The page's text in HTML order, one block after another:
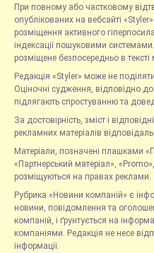
При повному або частковому
опублікованих на вебсайті
розміщення активного
індексації пошуковими
розміщене безпосередньо в
Редакція «Styler» може не
Оціночні судження, відповідно
підлягають спростуванню та
За достовірність, зміст і
рекламних матеріалів
Матеріали, позначені плашками
«Партнерський матеріал»,
розміщуються на правах реклами.
Рубрика «Новини компаній» є
новини, повідомлення та
компаній, і ґрунтується на
компаніями. Редакція не несе
інформації.